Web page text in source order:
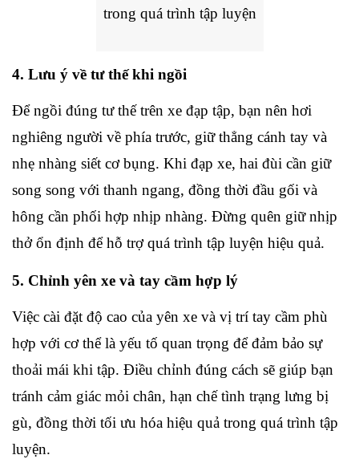
trong quá trình tập luyện
4. Lưu ý về tư thế khi ngồi
Để ngồi đúng tư thế trên xe đạp tập, bạn nên hơi
nghiêng người về phía trước, giữ thẳng cánh tay và
nhẹ nhàng siết cơ bụng. Khi đạp xe, hai đùi cần giữ
song song với thanh ngang, đồng thời đầu gối và
hông cần phối hợp nhịp nhàng. Đừng quên giữ nhịp
thở ổn định để hỗ trợ quá trình tập luyện hiệu quả.
5. Chỉnh yên xe và tay cầm hợp lý
Việc cài đặt độ cao của yên xe và vị trí tay cầm phù
hợp với cơ thể là yếu tố quan trọng để đảm bảo sự
thoải mái khi tập. Điều chỉnh đúng cách sẽ giúp bạn
tránh cảm giác mỏi chân, hạn chế tình trạng lưng bị
gù, đồng thời tối ưu hóa hiệu quả trong quá trình tập
luyện.